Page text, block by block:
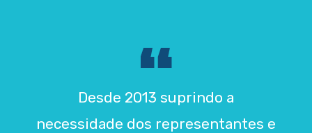
Desde 2013 suprindo a
necessidade dos representantes e